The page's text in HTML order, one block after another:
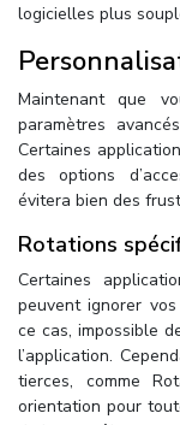
logicielles plus
Maintenant que
paramètres
Certaines
des options
évitera bien des
Rotations
Certaines
peuvent ignorer
ce cas, impossible
l’application.
tierces, comme
orientation pour